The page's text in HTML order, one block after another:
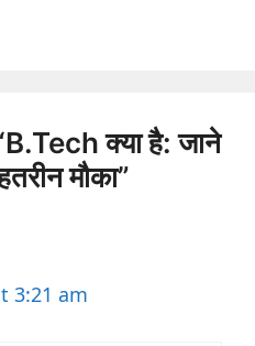
क्या है: जाने
मौका”
3:21 am